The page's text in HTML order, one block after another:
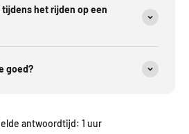
het rijden op een
goed?
antwoordtijd: 1 uur